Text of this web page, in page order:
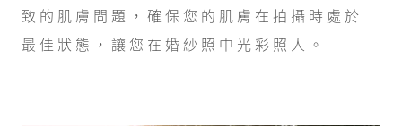
致的肌膚問題，確保您的肌膚在拍攝時處於
最佳狀態，讓您在婚紗照中光彩照人。